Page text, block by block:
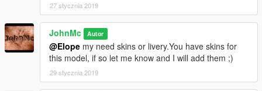
27 stycznia 2019
JohnMc Autor
@Elope my need skins or livery.You have skins for
this model, if so let me know and I will add them ;)
29 stycznia 2019